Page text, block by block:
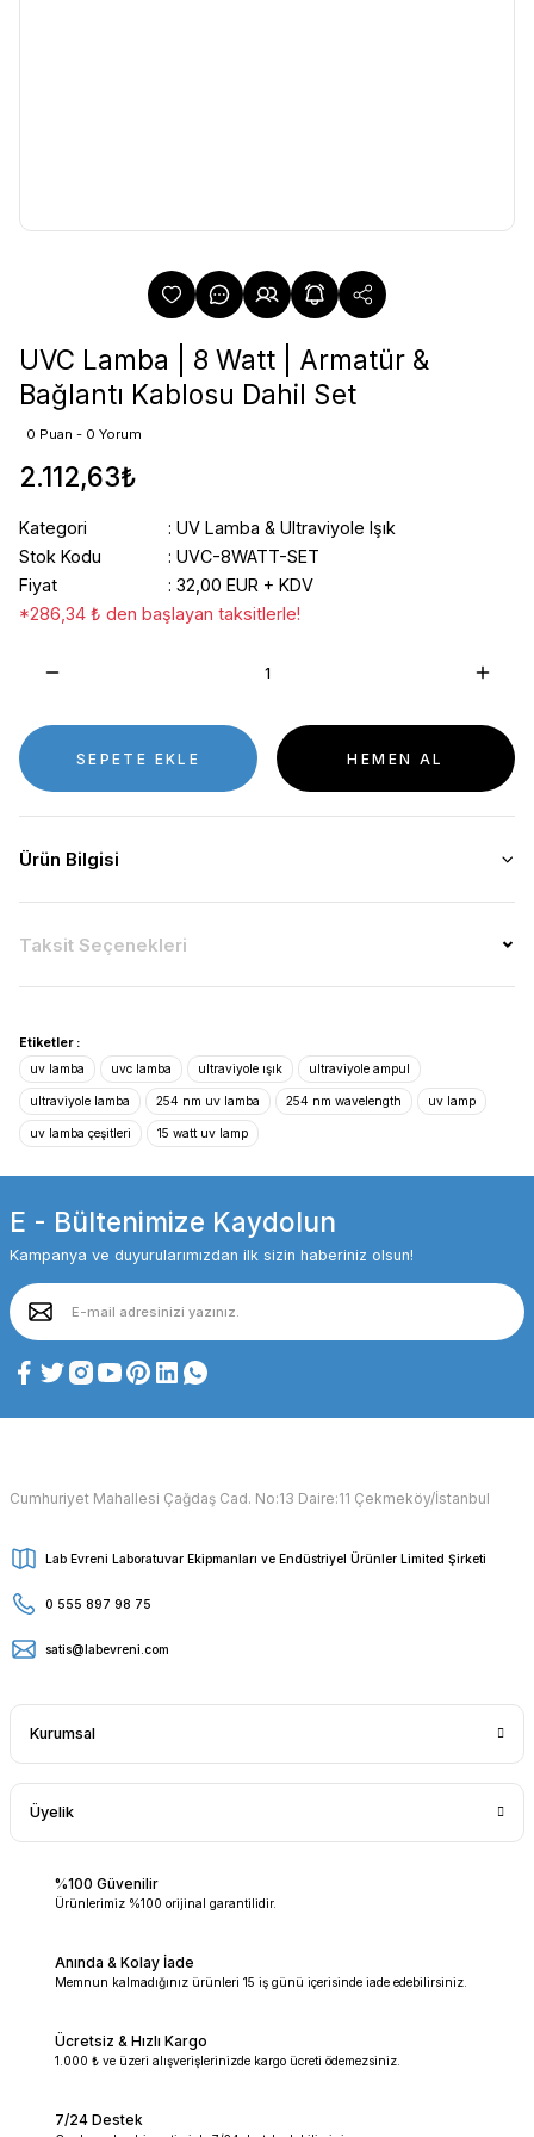
UVC Lamba | 8 Watt | Armatür &
Bağlantı Kablosu Dahil Set
0 Puan - 0 Yorum
2.112,63₺
Kategori
UV Lamba & Ultraviyole Işık
Stok Kodu
UVC-8WATT-SET
Fiyat
32,00 EUR + KDV
*286,34 ₺ den başlayan taksitlerle!
SEPETE EKLE HEMEN AL
Ürün Bilgisi
Taksit Seçenekleri
Etiketler :
uv lamba
uvc lamba ultraviyole ışık ultraviyole ampul
ultraviyole lamba 254 nm uv lamba 254 nm wavelength uv lamp
uv lamba çeşitleri 15 watt uv lamp
E - Bültenimize Kaydolun
Kampanya ve duyurularımızdan ilk sizin haberiniz olsun!
Cumhuriyet Mahallesi Çağdaş Cad. No:13 Daire:11 Çekmeköy/İstanbul
Lab Evreni Laboratuvar Ekipmanları ve Endüstriyel Ürünler Limited Şirketi
0 555 897 98 75
satis@labevreni.com
Kurumsal
Üyelik
%100 Güvenilir
Ürünlerimiz %100 orijinal garantilidir.
Anında & Kolay İade
Memnun kalmadığınız ürünleri 15 iş günü içerisinde iade edebilirsiniz.
Ücretsiz & Hızlı Kargo
1.000 ₺ ve üzeri alışverişlerinizde kargo ücreti ödemezsiniz.
7/24 Destek